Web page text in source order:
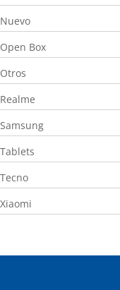
Nuevo
Open Box
Otros
Realme
Samsung
Tablets
Tecno
Xiaomi